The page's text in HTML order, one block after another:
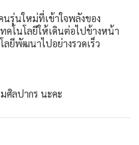
นรุ่นใหม่ที่เข้าใจพลังของ
คโนโลยีให้เดินต่อไปข้างหน้า
ลยีพัฒนาไปอย่างรวดเร็ว
ศิลปากร นะคะ